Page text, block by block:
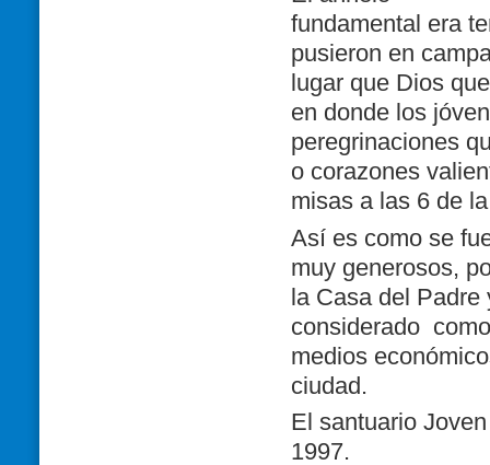
fundamental era
pusieron en
lugar que Dios
en donde los
peregrinaciones
o corazones
misas a las 6 de
Así es como se
muy generosos,
la Casadel Padre
considerado
medios
ciudad.
El santuario
1997.